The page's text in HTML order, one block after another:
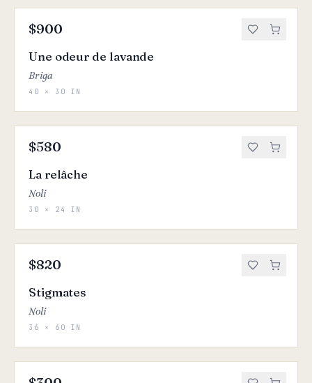
$900
Une odeur de lavande
Briga
40 × 30 IN
$580
La relâche
Noli
30 × 24 IN
$820
Stigmates
Noli
36 × 60 IN